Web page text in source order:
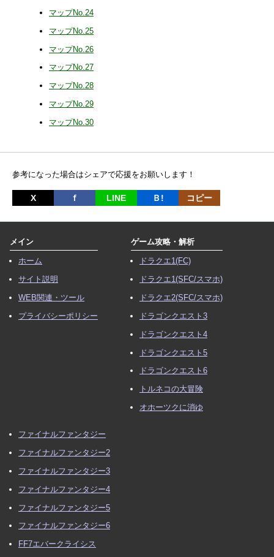
マップNo.24
マップNo.25
マップNo.26
マップNo.27
マップNo.28
マップNo.29
マップNo.30
参考になった場合はシェアで応援をお願いします！
X ｆ LINE Ｂ! コピー
メイン
ホーム
サイト説明
WEB関連・ツール
プライバシーポリシー
ゲーム攻略・解析
ドラクエ1(FC)
ドラクエ1(SFC/スマホ)
ドラクエ2(SFC/スマホ)
ドラゴンクエスト3
ドラゴンクエスト4
ドラゴンクエスト5
ドラゴンクエスト6
トルネコの大冒険
オホーツクに消ゆ
ファイナルファンタジー
ファイナルファンタジー2
ファイナルファンタジー3
ファイナルファンタジー4
ファイナルファンタジー5
ファイナルファンタジー6
FF7エバークライシス